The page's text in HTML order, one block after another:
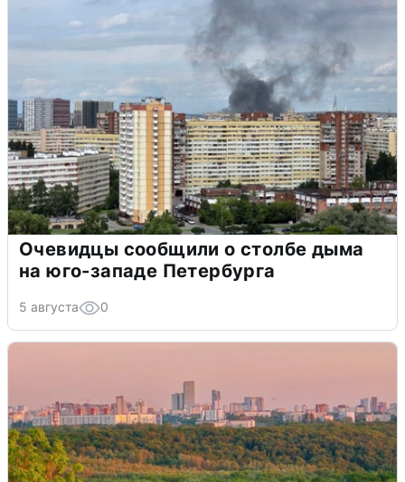
Очевидцы сообщили о столбе дыма
на юго-западе Петербурга
5 августа 0